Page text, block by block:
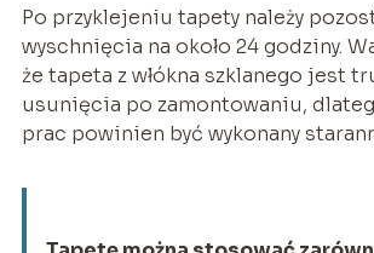
Po przyklejeniu tapety należy
wyschnięcia na około 24 godziny.
że tapeta z włókna szklanego jest
usunięcia po zamontowaniu,
prac powinien być wykonany